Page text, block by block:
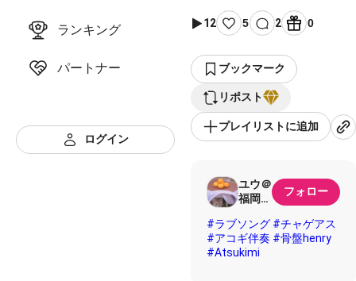
ランキング
パートナー
ログイン
12 5 2 0
ブックマーク
リポスト
プレイリストに追加
ユウ＠
福岡
フォロー
#ラブソング #チャゲアス
#アコギ伴奏 #骨盤henry
#Atsukimi